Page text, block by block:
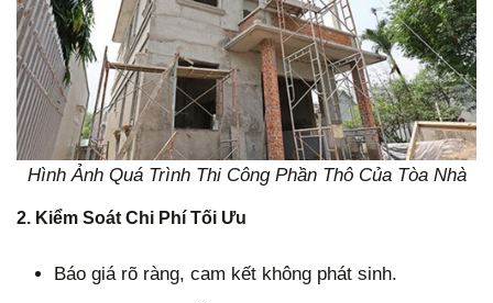
Hình Ảnh Quá Trình Thi Công Phần Thô Của Tòa Nhà
2. Kiểm Soát Chi Phí Tối Ưu
Báo giá rõ ràng, cam kết không phát sinh.